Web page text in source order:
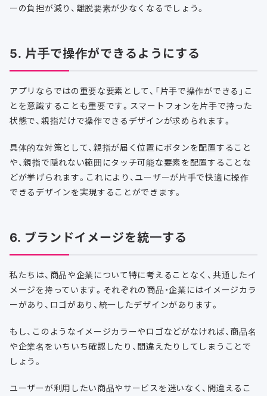
ーの負担が減り、離脱要素が少なくなるでしょう。
5. 片手で操作ができるようにする
アプリならではの重要な要素として、「片手で操作ができる」こ
とを意識することも重要です。スマートフォンを片手で持った
状態で、親指だけで操作できるデザインが求められます。
具体的な対策として、親指が届く位置にボタンを配置すること
や、親指で隠れない範囲にタッチ可能な要素を配置することな
どが挙げられます。これにより、ユーザーが片手で快適に操作
できるデザインを実現することができます。
6. ブランドイメージを統一する
私たちは、商品や企業について特に考えることなく、共通したイ
メージを持っています。それぞれの商品・企業にはイメージカラ
ーがあり、ロゴがあり、統一したデザインがあります。
もし、このようなイメージカラーやロゴなどがなければ、商品名
や企業名をいちいち確認したり、間違えたりしてしまうことで
しょう。
ユーザーが利用したい商品やサービスを迷いなく、間違えるこ